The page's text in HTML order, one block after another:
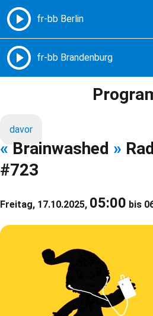
Freie Radios – Berlin
davor
« Brainwashed »
#723
Freitag, 17.10.2025, 05:00 bis